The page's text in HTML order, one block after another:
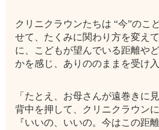
クリニクラウンたちは “今”のこ
せて、たくみに関わり方を変え
に、こどもが望んでいる距離や
かを感じ、ありののままを受け入
「たとえ、お母さんが遠巻きに
背中を押して、クリニクラウン
『いいの、いいの。今はこの距